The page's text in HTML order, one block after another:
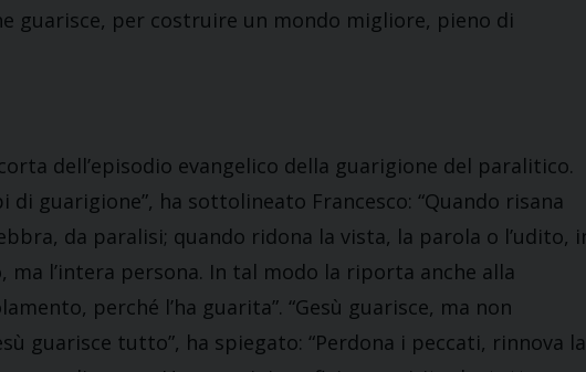
guarisce, per costruire un mondo migliore, pieno di
dell’episodio evangelico della guarigione del paralitico.
guarigione”, ha sottolineato Francesco: “Quando risana
da paralisi; quando ridona la vista, la parola o l’udito,
l’intera persona. In tal modo la riporta anche alla
perché l’ha guarita”. “Gesù guarisce, ma non
guarisce tutto”, ha spiegato: “Perdona i peccati, rinnova la